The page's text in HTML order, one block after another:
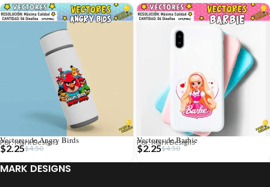
Vectores de Angry Birds
Por: Mark Designs
$4.50
$2.25
Vectores de Barbie
Por: Mark Designs
$4.50
$2.25
MARK DESIGNS